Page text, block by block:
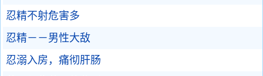
忍精不射危害多
忍精－－男性大敌
忍溺入房，痛彻肝肠